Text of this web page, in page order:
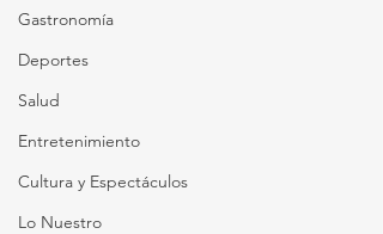
Gastronomía
Deportes
Salud
Entretenimiento
Cultura y Espectáculos
Lo Nuestro